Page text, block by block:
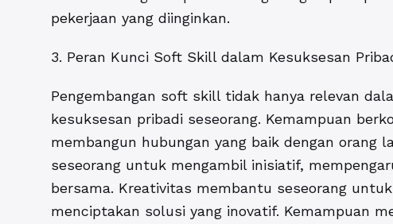
pekerjaan yang diinginkan.
3. Peran Kunci Soft Skill dalam Kesuksesan
Pengembangan soft skill tidak hanya relevan
kesuksesan pribadi seseorang. Kemampuan
membangun hubungan yang baik dengan orang
seseorang untuk mengambil inisiatif,
bersama. Kreativitas membantu seseorang
menciptakan solusi yang inovatif. Kemampuan